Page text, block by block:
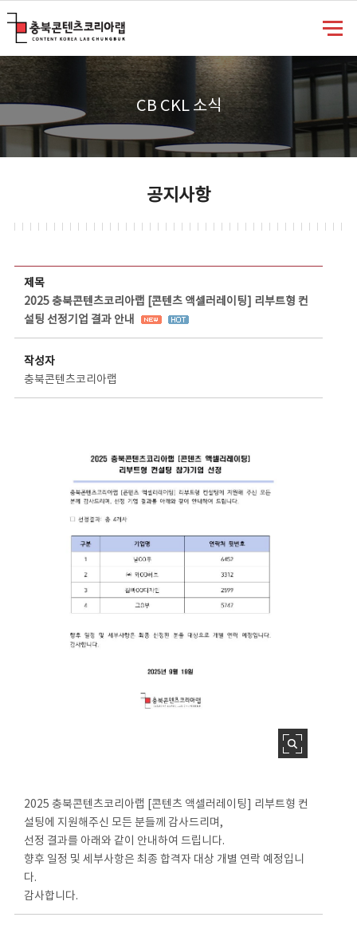
CB CKL 소식
공지사항
제목
2025 충북콘텐츠코리아랩 [콘텐츠 액셀러레이팅] 리부트형 컨
설팅 선정기업 결과 안내
작성자
충북콘텐츠코리아랩
2025 충북콘텐츠코리아랩 [콘텐츠 액셀러레이팅] 리부트형 컨
설팅에 지원해주신 모든 분들께 감사드리며,
선정 결과를 아래와 같이 안내하여 드립니다.
향후 일정 및 세부사항은 최종 합격자 대상 개별 연락 예정입니
다.
감사합니다.